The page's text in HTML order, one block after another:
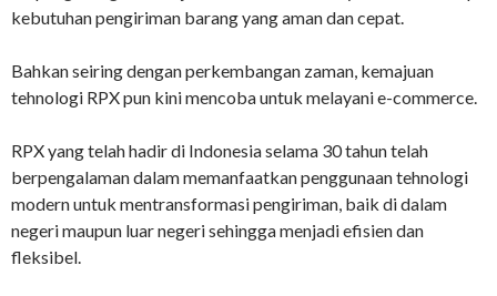
kebutuhan pengiriman barang yang aman dan cepat.
Bahkan seiring dengan perkembangan zaman, kemajuan
tehnologi RPX pun kini mencoba untuk melayani e-commerce.
RPX yang telah hadir di Indonesia selama 30 tahun telah
berpengalaman dalam memanfaatkan penggunaan tehnologi
modern untuk mentransformasi pengiriman, baik di dalam
negeri maupun luar negeri sehingga menjadi efisien dan
fleksibel.